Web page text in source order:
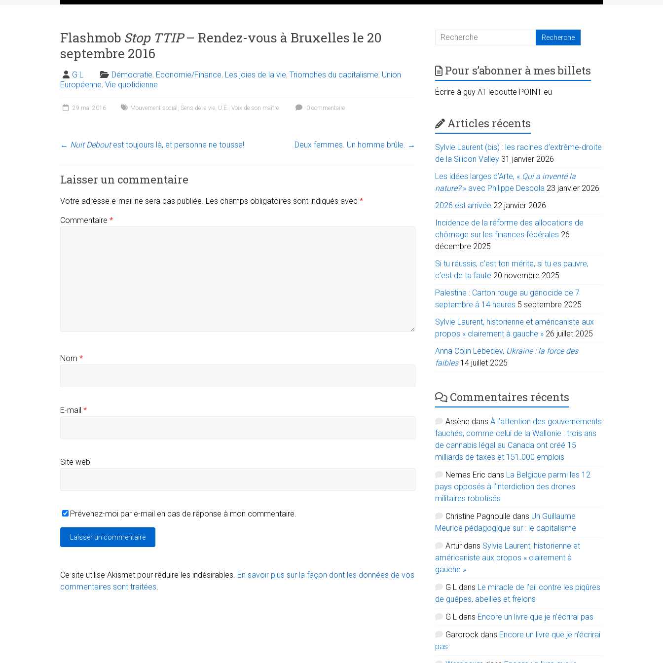
Flashmob Stop TTIP– Rendez-vous à Bruxelles le 20
septembre 2016
G L Démocratie, Economie/Finance, Les joies de la vie, Triomphes du capitalisme, Union
Européenne, Vie quotidienne
29 mai 2016 Mouvement social Sens de la vie U.E. Voix de son maître 0 commentaire
← Nuit Deboutest toujours là, et personne ne tousse! Deux femmes. Un homme brûle. →
Laisser un commentaire
Votre adresse e-mail ne sera pas publiée. Les champs obligatoires sont indiqués avec *
Commentaire *
Nom *
E-mail *
Site web
Prévenez-moi par e-mail en cas de réponse à mon commentaire.
Ce site utilise Akismet pour réduire les indésirables. En savoir plus sur la façon dont les données de vos
commentaires sont traitées
Pour s’abonner à mes billets
Écrire à guy AT leboutte POINT eu
Articles récents
Sylvie Laurent (bis) : les racines d’extrême-droite
de la Silicon Valley 31 janvier 2026
Les idées larges d’Arte, « Qui a inventé la
nature?» avec Philippe Descola 23 janvier 2026
2026 est arrivée 22 janvier 2026
Incidence de la réforme des allocations de
chômage sur les finances fédérales 26
décembre 2025
Si tu réussis, c’est ton mérite, si tu es pauvre,
c’est de ta faute 20 novembre 2025
Palestine : Carton rouge au génocide ce 7
septembre à 14 heures 5 septembre 2025
Sylvie Laurent, historienne et américaniste aux
propos « clairement à gauche » 26 juillet 2025
Anna Colin Lebedev, Ukraine : la force des
faibles 14 juillet 2025
Commentaires récents
Arsène dansÀ l’attention des gouvernements
fauchés, comme celui de la Wallonie : trois ans
de cannabis légal au Canada ont créé 15
milliards de taxes et 151.000 emplois
Nemes Eric dans La Belgique parmi les 12
pays opposés à l’interdiction des drones
militaires robotisés
Christine Pagnoulle dans Un Guillaume
Meurice pédagogique sur : le capitalisme
Artur dans Sylvie Laurent, historienne et
américaniste aux propos « clairement à
gauche »
G L dans Le miracle de l’ail contre les piqûres
de guêpes, abeilles et frelons
G L dans Encore un livre que je n’écrirai pas
Garorock dans Encore un livre que je n’écrirai
pas